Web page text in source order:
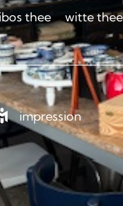
thee witte thee
impression